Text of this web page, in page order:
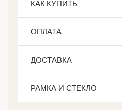
КАК КУПИТЬ
ОПЛАТА
ДОСТАВКА
РАМКА И СТЕКЛО